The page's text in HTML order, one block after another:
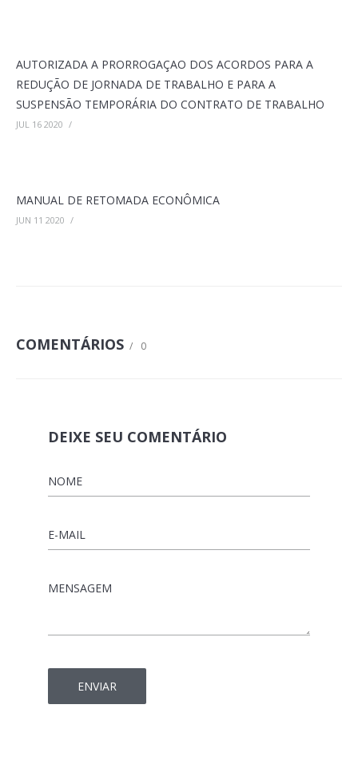
AUTORIZADA A PRORROGAÇAO DOS ACORDOS PARA A
REDUÇÃO DE JORNADA DE TRABALHO E PARA A
SUSPENSÃO TEMPORÁRIA DO CONTRATO DE TRABALHO
JUL 16 2020 /
MANUAL DE RETOMADA ECONÔMICA
JUN 11 2020 /
COMENTÁRIOS / 0
DEIXE SEU COMENTÁRIO